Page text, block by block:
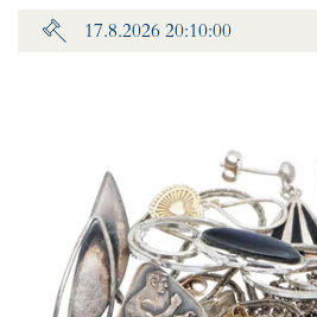
17.8.2026 20:10:00